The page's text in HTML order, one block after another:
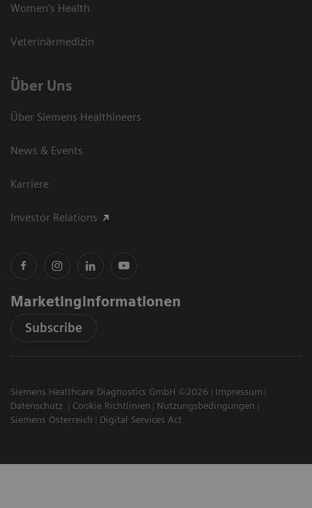
Women's Health
Veterinärmedizin
Über Uns
Über Siemens Healthineers
News & Events
Karriere
Investor Relations
Marketinginformationen
Subscribe
Siemens Healthcare Diagnostics GmbH ©2026
Impressum
Datenschutz
Cookie Richtlinien
Nutzungsbedingungen
Siemens Österreich
Digital Services Act